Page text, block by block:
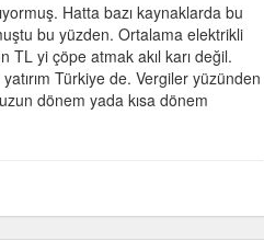
Hatta bazı kaynaklarda bu
bu yüzden. Ortalama elektrikli
yi çöpe atmak akıl karı değil.
Türkiye de. Vergiler yüzünden
dönem yada kısa dönem